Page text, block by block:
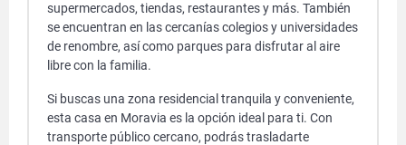
supermercados, tiendas, restaurantes y más. También
se encuentran en las cercanías colegios y universidades
de renombre, así como parques para disfrutar al aire
libre con la familia.
Si buscas una zona residencial tranquila y conveniente,
esta casa en Moravia es la opción ideal para ti. Con
transporte público cercano, podrás trasladarte